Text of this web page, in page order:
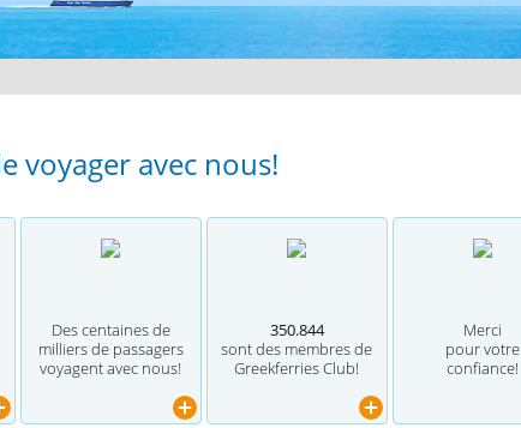
voyager avec nous!
Des centaines de
milliers de passagers
voyagent avec nous!
350.844
sont des membres de
Greekferries Club!
Merci
pour votre
confiance!